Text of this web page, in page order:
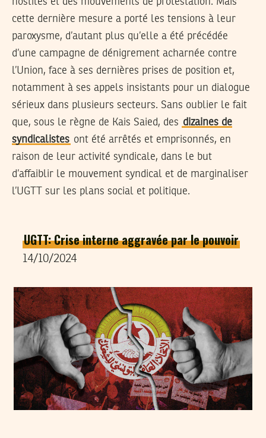
cette dernière mesure a porté les tensions à leur
paroxysme, d’autant plus qu’elle a été précédée
d’une campagne de dénigrement acharnée contre
l’Union, face à ses dernières prises de position et,
notamment à ses appels insistants pour un dialogue
sérieux dans plusieurs secteurs. Sans oublier le fait
que, sous le règne de Kais Saied, des dizaines de
syndicalistes ont été arrêtés et emprisonnés, en
raison de leur activité syndicale, dans le but
d’affaiblir le mouvement syndical et de marginaliser
l’UGTT sur les plans social et politique.
UGTT: Crise interne aggravée par le pouvoir
14/10/2024